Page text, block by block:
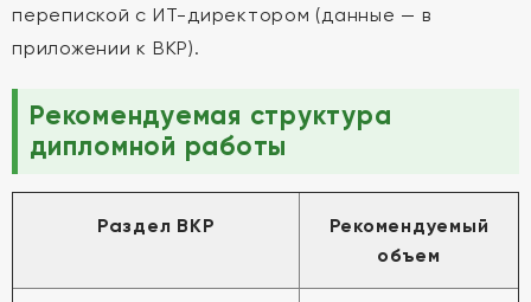
перепиской с ИТ-директором (данные — в
приложении к ВКР).
Рекомендуемая структура
дипломной работы
Раздел ВКР
Рекомендуемый
объем